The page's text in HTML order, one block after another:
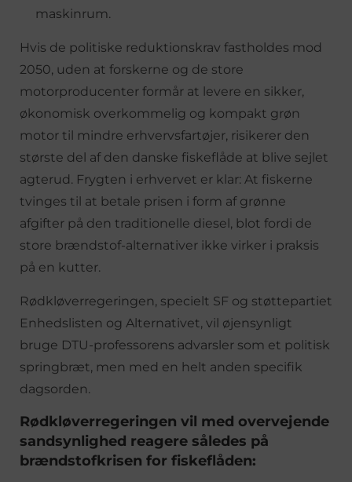
maskinrum.
Hvis de politiske reduktionskrav fastholdes mod
2050, uden at forskerne og de store
motorproducenter formår at levere en sikker,
økonomisk overkommelig og kompakt grøn
motor til mindre erhvervsfartøjer, risikerer den
største del af den danske fiskeflåde at blive sejlet
agterud. Frygten i erhvervet er klar: At fiskerne
tvinges til at betale prisen i form af grønne
afgifter på den traditionelle diesel, blot fordi de
store brændstof-alternativer ikke virker i praksis
på en kutter.
Rødkløverregeringen, specielt SF og støttepartiet
Enhedslisten og Alternativet, vil øjensynligt
bruge DTU-professorens advarsler som et politisk
springbræt, men med en helt anden specifik
dagsorden.
Rødkløverregeringen vil med overvejende
sandsynlighed reagere således på
brændstofkrisen for fiskeflåden: